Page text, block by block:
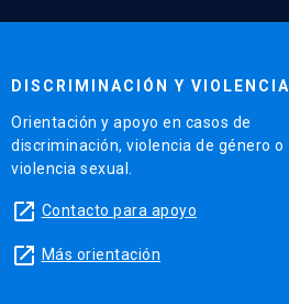
DISCRIMINACIÓN Y VIOLENCIA
Orientación y apoyo en casos de
discriminación, violencia de género o
violencia sexual.
launch Contacto para apoyo
launch Más orientación